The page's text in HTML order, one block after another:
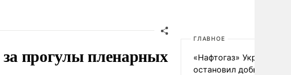
прогулы пленарных
ГЛАВНОЕ
«Нафтогаз» Украины
остановил добычу